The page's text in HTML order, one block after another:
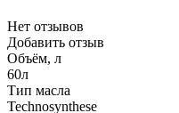
Нет отзывов
Добавить отзыв
Объём, л
60л
Тип масла
Technosynthese